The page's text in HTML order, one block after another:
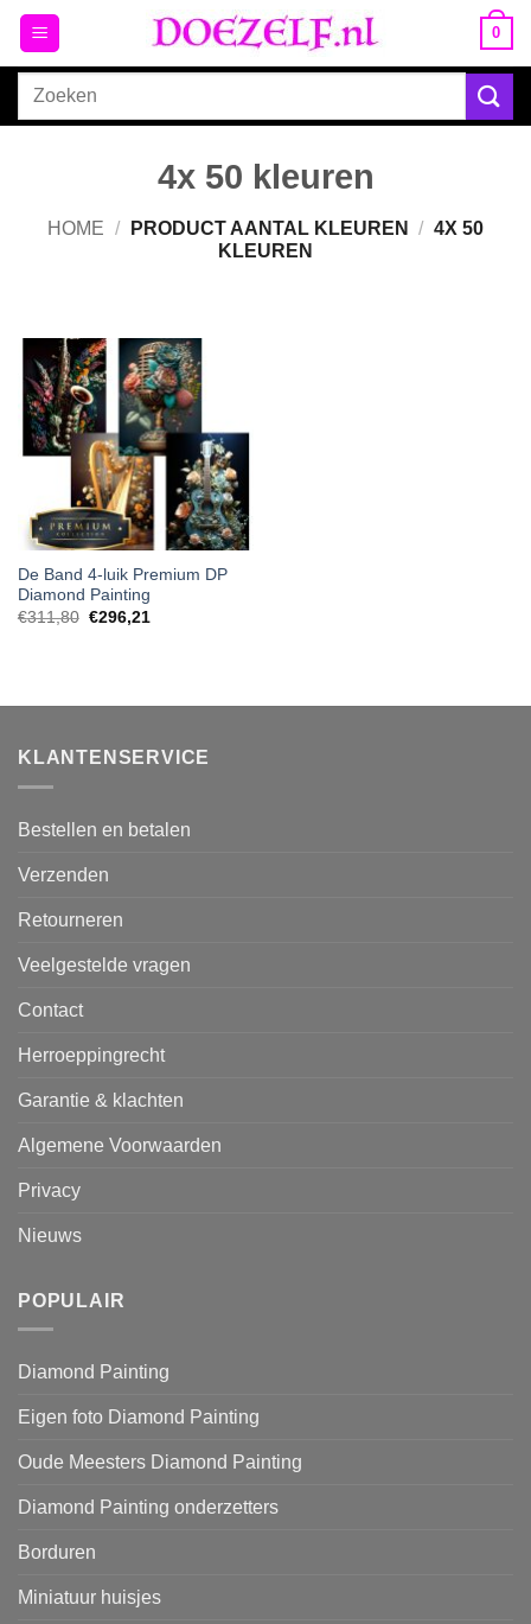
Ga
naar
inhoud
0
Zoeken
4x 50 kleuren
HOME / PRODUCT AANTAL KLEUREN / 4X 50
KLEUREN
De Band 4-luik Premium DP
Diamond Painting
€311,80 €296,21
KLANTENSERVICE
Bestellen en betalen
Verzenden
Retourneren
Veelgestelde vragen
Contact
Herroeppingrecht
Garantie & klachten
Algemene Voorwaarden
Privacy
Nieuws
POPULAIR
Diamond Painting
Eigen foto Diamond Painting
Oude Meesters Diamond Painting
Diamond Painting onderzetters
Borduren
Miniatuur huisjes